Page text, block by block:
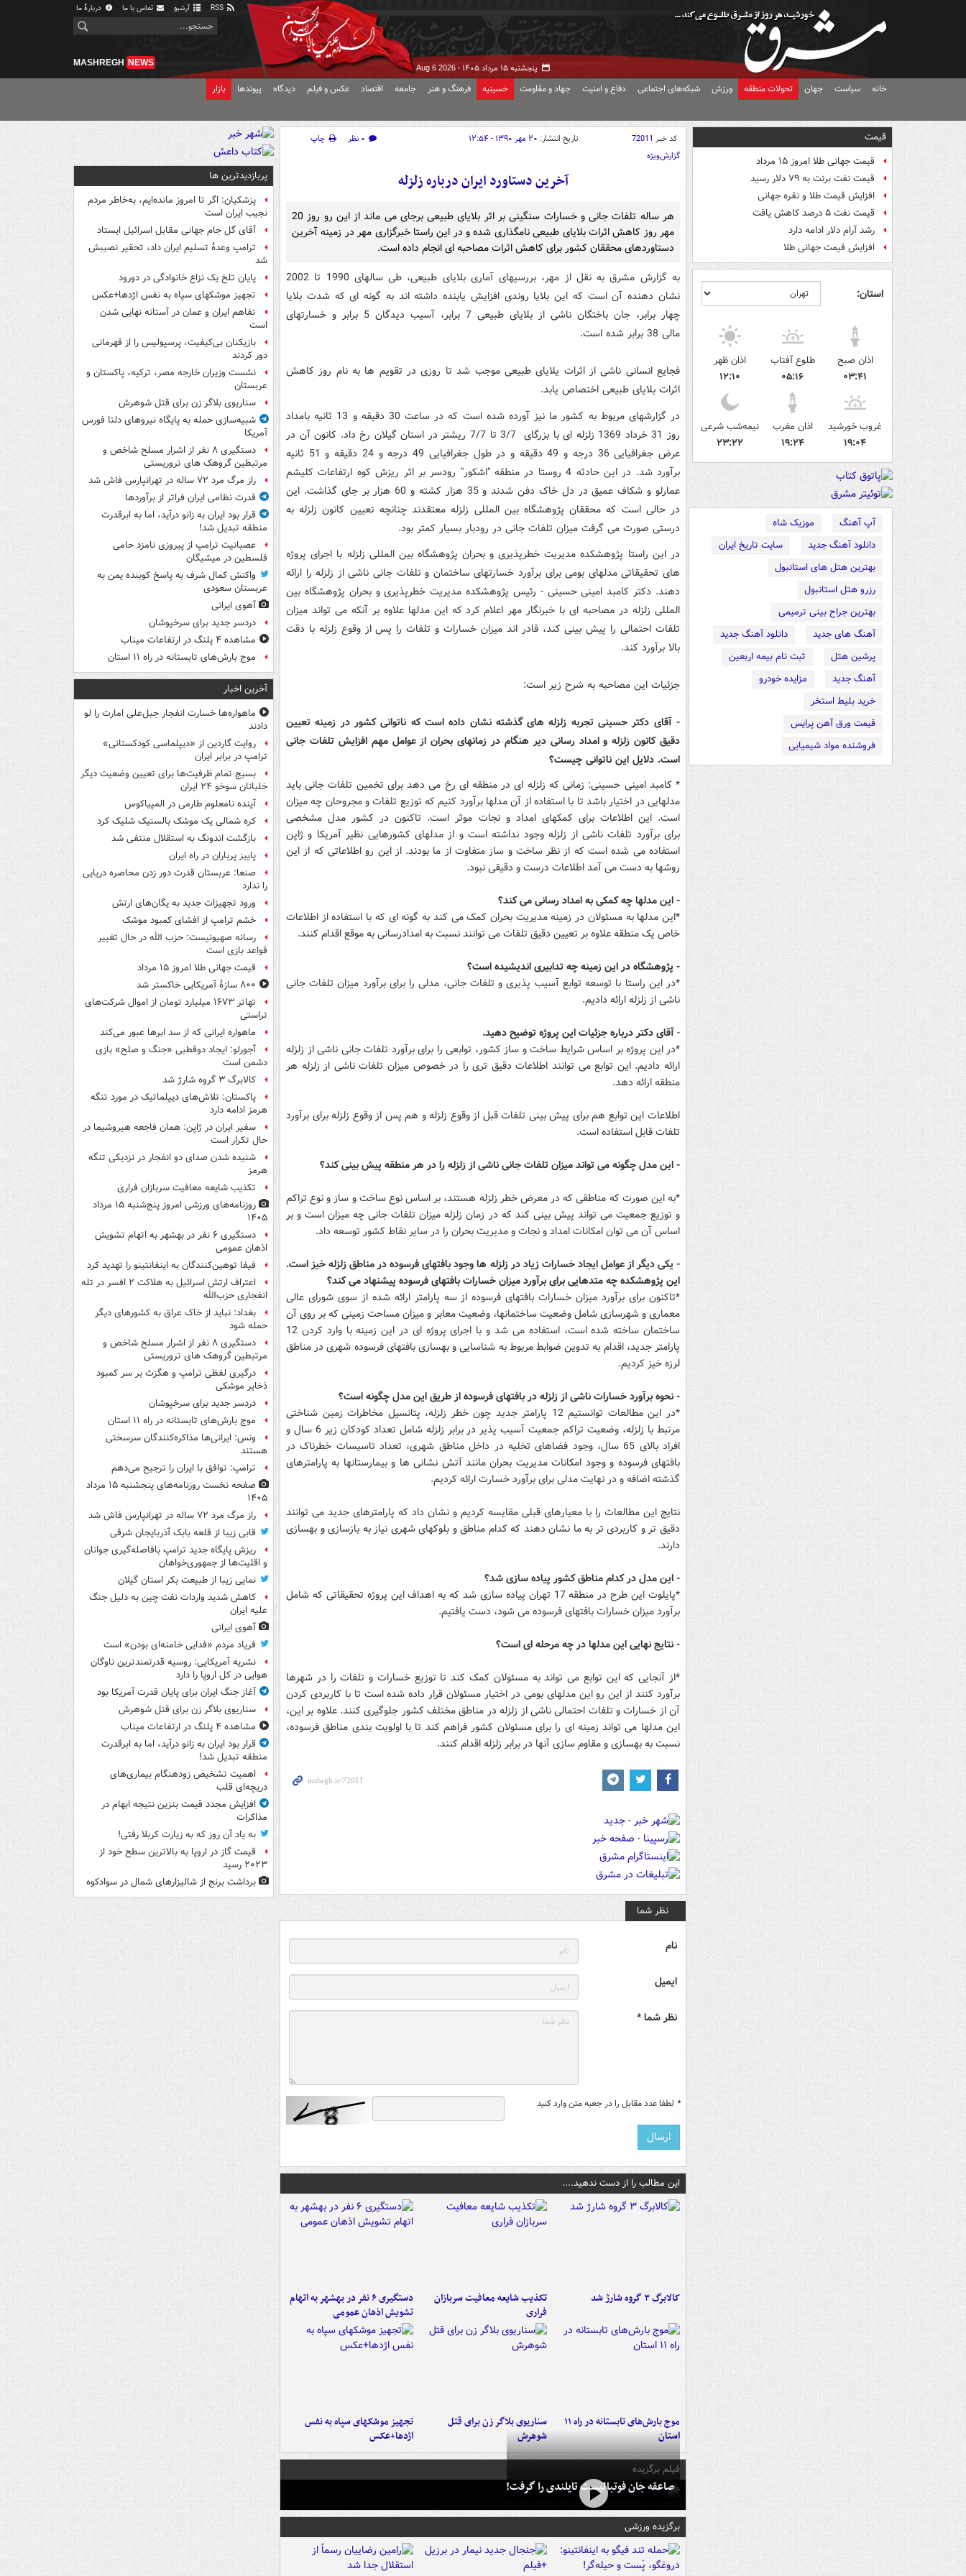
آرشیو تماس با ما دربارهٔ ما
پنجشنبه ۱۵ مرداد ۱۴۰۵ - Aug 6 2026
MASHREGH NEWS
خانه سیاست جهان تحولات منطقه ورزش شبکه‌های اجتماعی دفاع و امنیت جهاد و مقاومت حسینیه فرهنگ و هنر جامعه اقتصاد عکس و فیلم دیدگاه پیوندها بازار
قیمت
قیمت جهانی طلا امروز ۱۵ مرداد
قیمت نفت برنت به ۷۹ دلار رسید
افزایش قیمت طلا و نقره جهانی
قیمت نفت ۵ درصد کاهش یافت
رشد آرام دلار ادامه دارد
افزایش قیمت جهانی طلا
استان:
اذان صبح
۰۳:۴۱
طلوع آفتاب
۰۵:۱۶
اذان ظهر
۱۲:۱۰
غروب خورشید
۱۹:۰۴
اذان مغرب
۱۹:۲۴
نیمه‌شب شرعی
۲۳:۲۲
آپ آهنگ
موزیک شاه
دانلود آهنگ جدید
سایت تاریخ ایران
بهترین هتل های استانبول
رزرو هتل استانبول
بهترین جراح بینی ترمیمی
آهنگ های جدید
دانلود آهنگ جدید
پرشین هتل
ثبت نام بیمه اربعین
آهنگ جدید
مزایده خودرو
خرید بلیط استخر
قیمت ورق آهن پرایس
فروشنده مواد شیمیایی
کد خبر 72011 تاریخ انتشار: ۲۰ مهر ۱۳۹۰ - ۱۲:۵۴ ۰ نظر
چاپ
گزارش‌ویژه
آخرین دستاورد ایران درباره زلزله
هر ساله تلفات جانی و خسارات سنگینی بر اثر بلایای طبیعی برجای می ماند از این رو روز 20
مهر روز کاهش اثرات بلایای طبیعی نامگذاری شده و در این راستا خبرگزاری مهر در زمینه آخرین
دستاوردهای محققان کشور برای کاهش اثرات مصاحبه ای انجام داده است.
به گزارش مشرق به نقل از مهر، بررسیهای آماری بلایای طبیعی، طی سالهای 1990 تا 2002
نشان دهنده آن است که این بلایا روندی افزایش یابنده داشته اند به گونه ای که شدت بلایا
چهار برابر، جان باختگان ناشی از بلایای طبیعی 7 برابر، آسیب دیدگان 5 برابر و خسارتهای
مالی 38 برابر شده است.
فجایع انسانی ناشی از اثرات یلایای طبیعی موجب شد تا روزی در تقویم ها به نام روز کاهش
اثرات بلایای طبیعی اختصاص یابد.
در گزارشهای مربوط به کشور ما نیز آورده شده است که در ساعت 30 دقیقه و 13 ثانیه بامداد
روز 31 خرداد 1369 زلزله ای با بزرگای 3/7 تا 7/7 ریشتر در استان گیلان رخ داد. کانون آن در
عرض جغرافیایی 36 درجه و 49 دقیقه و در طول جغرافیایی 49 درجه و 24 دقیقه و 51 ثانیه
برآورد شد. در این حادثه 4 روستا در منطقه "اشکور" رودسر بر اثر ریزش کوه ارتفاعات کلیشم
عمارلو و شکاف عمیق در دل خاک دفن شدند و 35 هزار کشته و 60 هزار بر جای گذاشت. این
در حالی است که محققان پژوهشگاه بین المللی زلزله معتقدند چنانچه تعیین کانون زلزله به
درستی صورت می گرفت میزان تلفات جانی در رودبار بسیار کمتر بود.
در این راستا پژوهشکده مدیریت خطرپذیری و بحران پژوهشگاه بین المللی زلزله با اجرای پروژه
های تحقیقاتی مدلهای بومی برای برآورد خسارتهای ساختمان و تلفات جانی ناشی از زلزله را ارائه
دهند. دکتر کامبد امینی حسینی - رئیس پژوهشکده مدیریت خطرپذیری و بحران پژوهشگاه بین
المللی زلزله در مصاحبه ای با خبرنگار مهر اعلام کرد که این مدلها علاوه بر آنکه می تواند میزان
تلفات احتمالی را پیش بینی کند، قادر اند میزان خسارات و تلفات را پس از وقوع زلزله با دقت
بالا برآورد کند.
جزئیات این مصاحبه به شرح زیر است:
- آقای دکتر حسینی تجربه زلزله های گذشته نشان داده است که ناتوانی کشور در زمینه تعیین
دقیق کانون زلزله و امداد رسانی دیر هنگام در زمانهای بحران از عوامل مهم افزایش تلفات جانی
است. دلایل این ناتوانی چیست؟
* کامبد امینی حسینی: زمانی که زلزله ای در منطقه ای رخ می دهد برای تخمین تلفات جانی باید
مدلهایی در اختیار باشد تا با استفاده از آن مدلها برآورد کنیم که توزیع تلفات و مجروحان چه میزان
است. این اطلاعات برای کمکهای امداد و نجات موثر است. تاکنون در کشور مدل مشخصی
برای برآورد تلفات ناشی از زلزله وجود نداشته است و از مدلهای کشورهایی نظیر آمریکا و ژاپن
استفاده می شده است که از نظر ساخت و ساز متفاوت از ما بودند. از این رو اطلاعاتی که از این
روشها به دست می آمد اطلاعات درست و دقیقی نبود.
- این مدلها چه کمکی به امداد رسانی می کند؟
*این مدلها به مسئولان در زمینه مدیریت بحران کمک می کند به گونه ای که با استفاده از اطلاعات
خاص یک منطقه علاوه بر تعیین دقیق تلفات می توانند نسبت به امدادرسانی به موقع اقدام کنند.
- پژوهشگاه در این زمینه چه تدابیری اندیشیده است؟
*در این راستا با توسعه توابع آسیب پذیری و تلفات جانی، مدلی را برای برآورد میزان تلفات جانی
ناشی از زلزله ارائه دادیم.
-آقای دکتر درباره جزئیات این پروژه توضیح دهید.
*در این پروژه بر اساس شرایط ساخت و ساز کشور، توابعی را برای برآورد تلفات جانی ناشی از زلزله
ارائه دادیم. این توابع می توانند اطلاعات دقیق تری را در خصوص میزان تلفات ناشی از زلزله هر
منطقه ارائه دهد.
اطلاعات این توابع هم برای پیش بینی تلفات قبل از وقوع زلزله و هم پس از وقوع زلزله برای برآورد
تلفات قابل استفاده است.
- این مدل چگونه می تواند میزان تلفات جانی ناشی از زلزله را در هر منطقه پیش بینی کند؟
*به این صورت که مناطقی که در معرض خطر زلزله هستند، بر اساس نوع ساخت و ساز و نوع تراکم
و توزیع جمعیت می تواند پیش بینی کند که در زمان زلزله میزان تلفات جانی چه میزان است و بر
اساس آن می توان امکانات امداد و نجات و مدیریت بحران را در سایر نقاط کشور توسعه داد.
- یکی دیگر از عوامل ایجاد خسارات زیاد در زلزله ها وجود بافتهای فرسوده در مناطق زلزله خیز است.
این پژوهشکده چه متدهایی برای برآورد میزان خسارات بافتهای فرسوده پیشنهاد می کند؟
*تاکنون برای برآورد میزان خسارات بافتهای فرسوده از سه پارامتر ارائه شده از سوی شورای عالی
معماری و شهرسازی شامل وضعیت ساختمانها، وضعیت معابر و میزان مساحت زمینی که بر روی آن
ساختمان ساخته شده است، استفاده می شد و با اجرای پروژه ای در این زمینه با وارد کردن 12
پارامتر جدید، اقدام به تدوین ضوابط مربوط به شناسایی و بهسازی بافتهای فرسوده شهری در مناطق
لرزه خیز کردیم.
- نحوه برآورد خسارات ناشی از زلزله در بافتهای فرسوده از طریق این مدل چگونه است؟
*در این مطالعات توانستیم 12 پارامتر جدید چون خطر زلزله، پتانسیل مخاطرات زمین شناختی
مرتبط با زلزله، وضعیت تراکم جمعیت آسیب پذیر در برابر زلزله شامل تعداد کودکان زیر 6 سال و
افراد بالای 65 سال، وجود فضاهای تخلیه در داخل مناطق شهری، تعداد تاسیسات خطرناک در
بافتهای فرسوده و وجود امکانات مدیریت بحران مانند آتش نشانی ها و بیمارستانها به پارامترهای
گذشته اضافه و در نهایت مدلی برای برآورد خسارت ارائه کردیم.
نتایج این مطالعات را با معیارهای قبلی مقایسه کردیم و نشان داد که پارامترهای جدید می توانند
دقیق تر و کاربردی تر به ما نشان دهند که کدام مناطق و بلوکهای شهری نیاز به بازسازی و بهسازی
دارند.
- این مدل در کدام مناطق کشور پیاده سازی شد؟
*پایلوت این طرح در منطقه 17 تهران پیاده سازی شد که به اهداف این پروژه تحقیقاتی که شامل
برآورد میزان خسارات بافتهای فرسوده می شود، دست یافتیم.
- نتایج نهایی این مدلها در چه مرحله ای است؟
*از آنجایی که این توابع می تواند به مسئولان کمک کند تا توزیع خسارات و تلفات را در شهرها
برآورد کنند از این رو این مدلهای بومی در اختیار مسئولان قرار داده شده است تا با کاربردی کردن
آن از خسارات و تلفات احتمالی ناشی از زلزله در مناطق مختلف کشور جلوگیری کنند. علاوه بر این،
این مدلها می تواند زمینه ای را برای مسئولان کشور فراهم کند تا با اولویت بندی مناطق فرسوده،
نسبت به بهسازی و مقاوم سازی آنها در برابر زلزله اقدام کنند.
نظر شما
نام
ایمیل
نظر شما *
* لطفا عدد مقابل را در جعبه متن وارد کنید
این مطالب را از دست ندهید....
کالابرگ ۳ گروه شارژ شد
تکذیب شایعه معافیت سربازان
فراری
دستگیری ۶ نفر در بهشهر به اتهام
تشویش اذهان عمومی
موج بارش‌های تابستانه در راه ۱۱
استان
سناریوی بلاگر زن برای قتل
شوهرش
تجهیز موشکهای سپاه به نفس
اژدها+عکس
فیلم برگزیده
صاعقه جان فوتبالیست تایلندی را گرفت!
برگزیده ورزشی
پربازدیدترین ها
پزشکیان: اگر تا امروز مانده‌ایم، به‌خاطر مردم
نجیب ایران است
آقای گل جام جهانی مقابل اسرائیل ایستاد
ترامپ وعدۀ تسلیم ایران داد، تحقیر نصیبش
شد
پایان تلخ یک نزاع خانوادگی در دورود
تجهیز موشکهای سپاه به نفس اژدها+عکس
تفاهم ایران و عمان در آستانه نهایی شدن
است
بازیکنان بی‌کیفیت، پرسپولیس را از قهرمانی
دور کردند
نشست وزیران خارجه مصر، ترکیه، پاکستان و
عربستان
سناریوی بلاگر زن برای قتل شوهرش
شبیه‌سازی حمله به پایگاه نیروهای دلتا فورس
آمریکا
دستگیری ۸ نفر از اشرار مسلح شاخص و
مرتبطین گروهک های تروریستی
راز مرگ مرد ۷۲ ساله در تهرانپارس فاش شد
قدرت نظامی ایران فراتر از برآوردها
قرار بود ایران به زانو درآید، اما به ابرقدرت
منطقه تبدیل شد!
عصبانیت ترامپ از پیروزی نامزد حامی
فلسطین در میشیگان
واکنش کمال شرف به پاسخ کوبنده یمن به
عربستان سعودی
آهوی ایرانی
دردسر جدید برای سرخپوشان
مشاهده ۴ پلنگ در ارتفاعات میناب
موج بارش‌های تابستانه در راه ۱۱ استان
آخرین اخبار
ماهواره‌ها خسارت انفجار جبل‌علی امارت را لو
دادند
روایت گاردین از «دیپلماسی کودکستانی»
ترامپ در برابر ایران
بسیج تمام ظرفیت‌ها برای تعیین وضعیت دیگر
خلبانان سوخو ۲۴ ایران
آینده نامعلوم طارمی در المپیاکوس
کره شمالی یک موشک بالستیک شلیک کرد
بازگشت اندونگ به استقلال منتفی شد
پاییز پرباران در راه ایران
صنعا: عربستان قدرت دور زدن محاصره دریایی
را ندارد
ورود تجهیزات جدید به یگان‌های ارتش
خشم ترامپ از افشای کمبود موشک
رسانه صهیونیست: حزب الله در حال تغییر
قواعد بازی است
قیمت جهانی طلا امروز ۱۵ مرداد
۸۰۰ سازۀ آمریکایی خاکستر شد
تهاتر ۱۶۷۳ میلیارد تومان از اموال شرکت‌های
تراستی
ماهواره ایرانی که از سد ابرها عبور می‌کند
آجورلو: ایجاد دوقطبی «جنگ و صلح‌» بازی
دشمن است
کالابرگ ۳ گروه شارژ شد
پاکستان: تلاش‌های دیپلماتیک در مورد تنگه
هرمز ادامه دارد
سفیر ایران در ژاپن: همان فاجعه هیروشیما در
حال تکرار است
شنیده شدن صدای دو انفجار در نزدیکی تنگه
هرمز
تکذیب شایعه معافیت سربازان فراری
روزنامه‌های ورزشی امروز پنج‌شنبه ۱۵ مرداد
۱۴۰۵
دستگیری ۶ نفر در بهشهر به اتهام تشویش
اذهان عمومی
فیفا توهین‌کنندگان به اینفانتینو را تهدید کرد
اعتراف ارتش اسرائیل به هلاکت ۲ افسر در تله
انفجاری حزب‌الله
بغداد: نباید از خاک عراق به کشورهای دیگر
حمله شود
دستگیری ۸ نفر از اشرار مسلح شاخص و
مرتبطین گروهک های تروریستی
درگیری لفظی ترامپ و هگزث بر سر کمبود
ذخایر موشکی
دردسر جدید برای سرخپوشان
موج بارش‌های تابستانه در راه ۱۱ استان
ونس: ایرانی‌ها مذاکره‌کنندگان سرسختی
هستند
ترامپ: توافق با ایران را ترجیح می‌دهم
صفحه نخست روزنامه‌های پنجشنبه ۱۵ مرداد
۱۴۰۵
راز مرگ مرد ۷۲ ساله در تهرانپارس فاش شد
قابی زیبا از قلعه بابک آذربایجان شرقی
ریزش پایگاه جدید ترامپ بافاصله‌گیری جوانان
و اقلیت‌ها از جمهوری‌خواهان
نمایی زیبا از طبیعت بکر استان گیلان
کاهش شدید واردات نفت چین به دلیل جنگ
علیه ایران
آهوی ایرانی
فریاد مردم «فدایی خامنه‌ای بودن» است
نشریه آمریکایی: روسیه قدرتمندترین ناوگان
هوایی در کل اروپا را دارد
آغاز جنگ ایران برای پایان قدرت آمریکا بود
سناریوی بلاگر زن برای قتل شوهرش
مشاهده ۴ پلنگ در ارتفاعات میناب
قرار بود ایران به زانو درآید، اما به ابرقدرت
منطقه تبدیل شد!
اهمیت تشخیص زودهنگام بیماری‌های
دریچه‌ای قلب
افزایش مجدد قیمت بنزین نتیجه ابهام در
مذاکرات
به یاد آن روز که به زیارت کربلا رفتی!
قیمت گاز در اروپا به بالاترین سطح خود از
۲۰۲۳ رسید
برداشت برنج از شالیزارهای شمال در سوادکوه